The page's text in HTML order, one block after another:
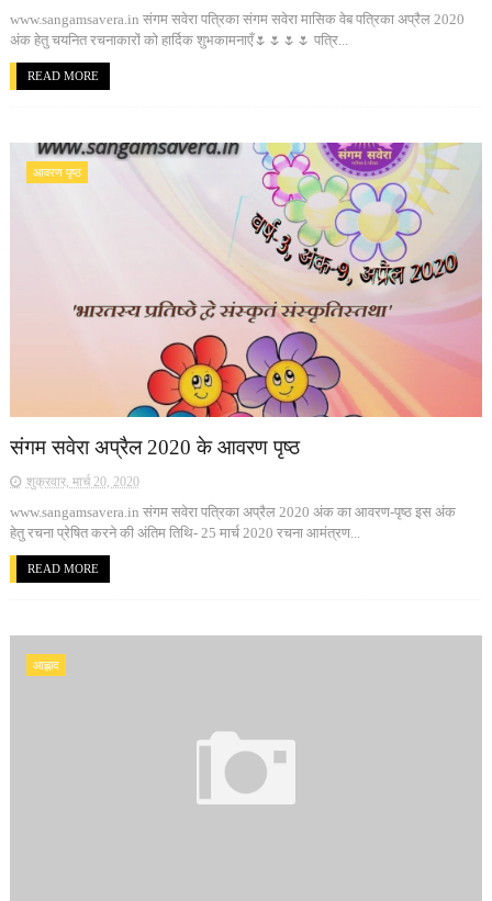
www.sangamsavera.in संगम सवेरा पत्रिका संगम सवेरा मासिक वेब पत्रिका अप्रैल 2020
अंक हेतु चयनित रचनाकारों को हार्दिक शुभकामनाएँ🌷🌷🌷🌷 पत्रि...
READ MORE
आवरण पृष्ठ
संगम सवेरा अप्रैल 2020 के आवरण पृष्ठ
शुक्रवार, मार्च 20, 2020
www.sangamsavera.in संगम सवेरा पत्रिका अप्रैल 2020 अंक का आवरण-पृष्ठ इस अंक
हेतु रचना प्रेषित करने की अंतिम तिथि- 25 मार्च 2020 रचना आमंत्रण...
READ MORE
आह्लाद